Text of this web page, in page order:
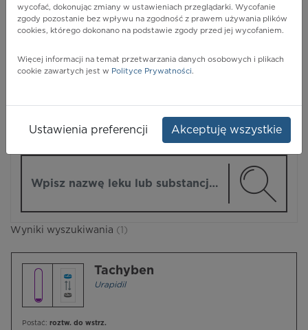
Pharmindex
Wyniki wyszukiwania (1)
Tachyben
Urapidil
Postać: roztw. do wstrz.
wycofać, dokonując zmiany w ustawieniach przeglądarki. Wycofanie
zgody pozostanie bez wpływu na zgodność z prawem używania plików
cookies, którego dokonano na podstawie zgody przed jej wycofaniem.
Więcej informacji na temat przetwarzania danych osobowych i plikach
cookie zawartych jest w Polityce Prywatności.
Ustawienia preferencji Akceptuję wszystkie